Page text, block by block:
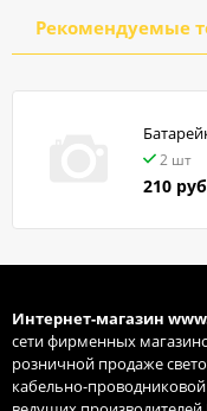
Рекомендуемые
2 шт
210
Интернет-магазин
сети фирменных
розничной продаже
кабельно-